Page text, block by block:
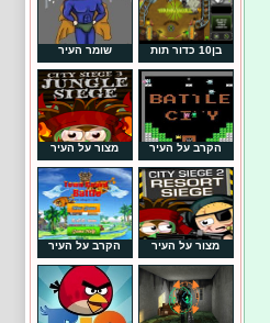
בן10 כדור תות שומר העיר
הקרב על העיר מצור על העיר
מצור על העיר הקרב על העיר